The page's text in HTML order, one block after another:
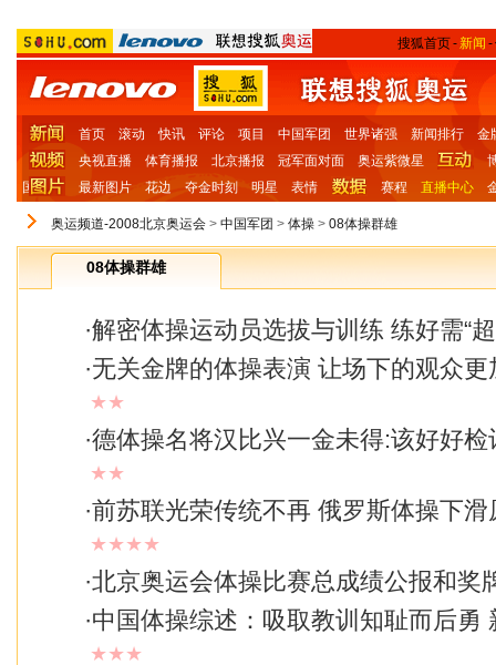
搜狐首页- 新闻 -
首页 滚动 快讯 评论 项目 中国军团 世界诸强 新闻排行
金
央视直播
体育播报 北京播报 冠军面对面 奥运紫微星
国
最新图片 花边 夺金时刻 明星 表情 赛程 直播中心
奥运频道-2008北京奥运会 > 中国军团 > 体操 > 08体操群雄
08体操群雄
·解密体操运动员选拔与训练 练好需“
·无关金牌的体操表演 让场下的观众
★★
·德体操名将汉比兴一金未得:该好好检
★★
·前苏联光荣传统不再 俄罗斯体操下滑
★★★★
·北京奥运会体操比赛总成绩公报和奖
·中国体操综述：吸取教训知耻而后勇
★★★